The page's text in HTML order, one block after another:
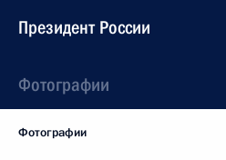
Президент России
Фотографии
Фотографии